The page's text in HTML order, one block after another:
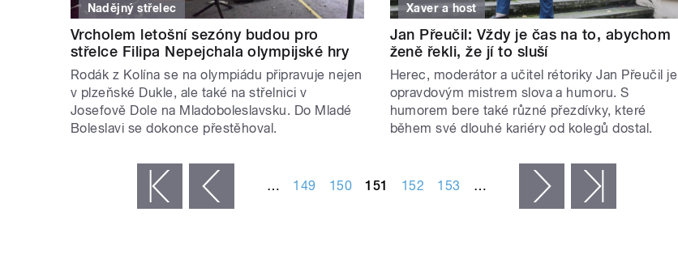
Nadějný střelec
Vrcholem letošní sezóny budou pro
střelce Filipa Nepejchala olympijské hry
Rodák z Kolína se na olympiádu připravuje nejen
v plzeňské Dukle, ale také na střelnici v
Josefově Dole na Mladoboleslavsku. Do Mladé
Boleslavi se dokonce přestěhoval.
Xaver a host
Jan Přeučil: Vždy je čas na to, abychom
ženě řekli, že jí to sluší
Herec, moderátor a učitel rétoriky Jan Přeučil je
opravdovým mistrem slova a humoru. S
humorem bere také různé přezdívky, které
během své dlouhé kariéry od kolegů dostal.
‹ předchozí … 149 150 151 152 153 … následující ›